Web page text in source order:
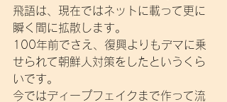
飛語は、現在ではネットに載って更に
瞬く間に拡散します。
100年前でさえ、復興よりもデマに乗
せられて朝鮮人対策をしたというくら
いです。
今ではディープフェイクまで作って流